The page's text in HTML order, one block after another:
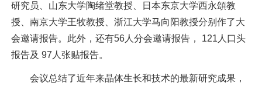
研究员、山东大学陶绪堂教授、日本东京大学西永頌教
授、南京大学王牧教授、浙江大学马向阳教授分别作了大
会邀请报告。此外，还有56人分会邀请报告， 121人口头
报告及 97人张贴报告。
会议总结了近年来晶体生长和技术的最新研究成果，